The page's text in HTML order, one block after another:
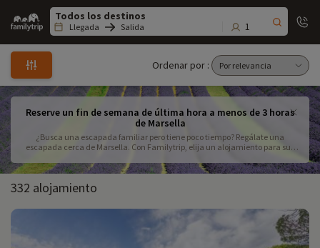
Family
trip
Llegada Salida 1
Ordenar por :
Reserve un fin de semana de última hora a menos de 3 horas
de Marsella
¿Busca una escapada familiar pero tiene poco tiempo? Regálate una
escapada cerca de Marsella. Con Familytrip, elija un alojamiento para sus
332 alojamiento